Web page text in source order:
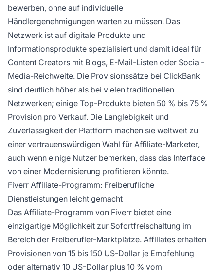
bewerben, ohne auf individuelle
Händlergenehmigungen warten zu müssen. Das
Netzwerk ist auf digitale Produkte und
Informationsprodukte spezialisiert und damit ideal für
Content Creators mit Blogs, E-Mail-Listen oder Social-
Media-Reichweite. Die Provisionssätze bei ClickBank
sind deutlich höher als bei vielen traditionellen
Netzwerken; einige Top-Produkte bieten 50 % bis 75 %
Provision pro Verkauf. Die Langlebigkeit und
Zuverlässigkeit der Plattform machen sie weltweit zu
einer vertrauenswürdigen Wahl für Affiliate-Marketer,
auch wenn einige Nutzer bemerken, dass das Interface
von einer Modernisierung profitieren könnte.
Fiverr Affiliate-Programm: Freiberufliche
Dienstleistungen leicht gemacht
Das Affiliate-Programm von Fiverr bietet eine
einzigartige Möglichkeit zur Sofortfreischaltung im
Bereich der Freiberufler-Marktplätze. Affiliates erhalten
Provisionen von 15 bis 150 US-Dollar je Empfehlung
oder alternativ 10 US-Dollar plus 10 % vom